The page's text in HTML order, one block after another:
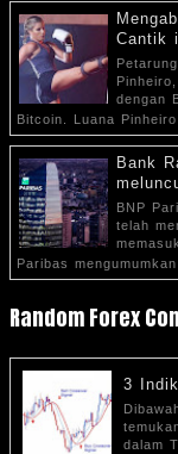
Cantik
dengan
Bitcoin. Luana Pinheiro
Bank
BNP
telah
Paribas
Random Forex
3
dalam